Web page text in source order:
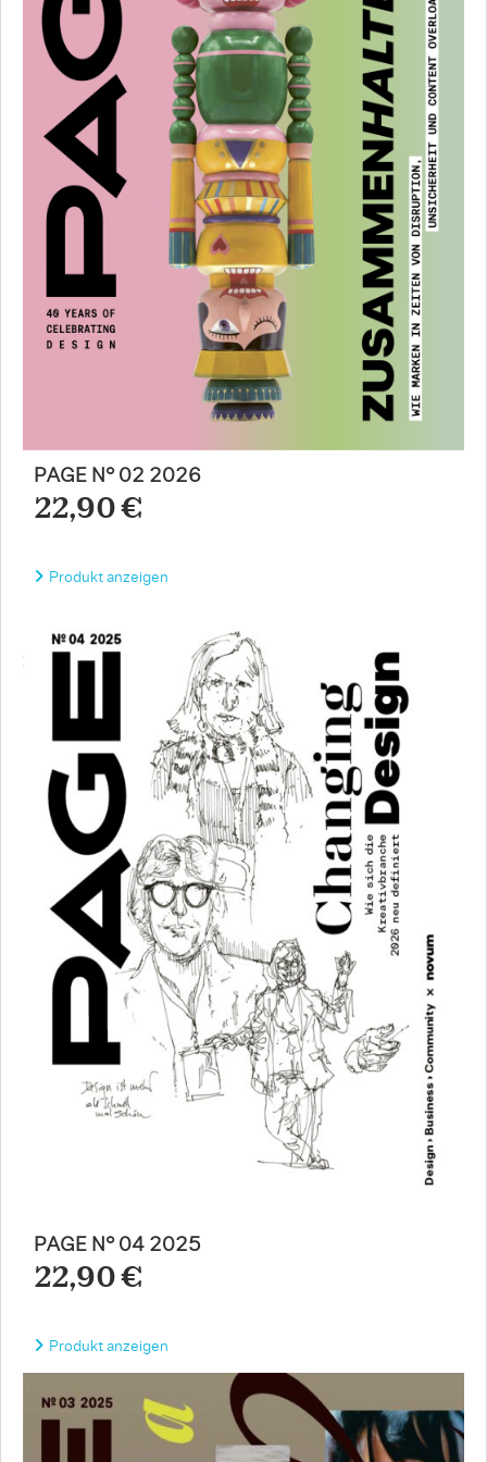
PAGE N° 02 2026
22,90 €
Produkt anzeigen
PAGE N° 04 2025
22,90 €
Produkt anzeigen